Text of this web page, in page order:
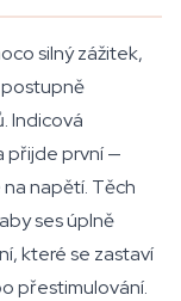
silný zážitek,
postupně
Indicová
přijde první —
napětí. Těch
ses úplně
které se zastaví
přestimulování.